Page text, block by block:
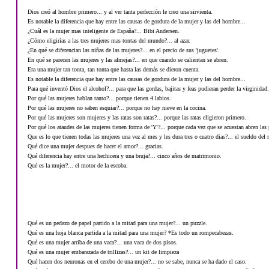
Dios creó al hombre primero... y al ver tanta perfección le creo una sirvienta.
Es notable la diferencia que hay entre las causas de gordura de la mujer y las del hombre...
¿Cuál es la mujer mas inteligente de España?... Bibi Andersen.
¿Cómo eligirías a las tres mujeres mas tontas del mundo?... al azar.
¿En qué se diferencian las niñas de las mujeres?... en el precio de sus 'juguetes'.
En qué se parecen las mujeres y las almejas?... en que cuando se calientan se abren.
Era una mujer tan tonta, tan tonta que hasta las demás se dieron cuenta.
Es notable la diferencia que hay entre las causas de gordura de la mujer y las del hombre...
Para qué inventó Dios el alcohol?... para que las gordas, bajitas y feas pudieran perder la virginidad.
Por qué las mujeres hablan tanto?... porque tienen 4 labios.
Por qué las mujeres no saben esquiar?... porque no hay nieve en la cocina.
Por qué las mujeres son mujeres y las ratas son ratas?... porque las ratas eligieron primero.
Por qué los ataudes de las mujeres tienen forma de 'Y'?... porque cada vez que se acuestan abren las
Que es lo que tienen todas las mujeres una vez al mes y les dura tres o cuatro dias?... el sueldo del
Qué dice una mujer despues de hacer el amor?... gracias.
Qué diferencia hay entre una hechicera y una bruja?... cinco años de matrimonio.
Qué es la mujer?... el motor de la escoba.
Qué es un pedazo de papel partido a la mitad para una mujer?... un puzzle.
Qué es una hoja blanca partida a la mitad para una mujer? *Es todo un rompecabezas.
Qué es una mujer arriba de una vaca?... una vaca de dos pisos.
Qué es una mujer embarazada de trillizas?... un kit de limpieza
Qué hacen dos neuronas en el cerebo de una mujer?... no se sabe, nunca se ha dado el caso.